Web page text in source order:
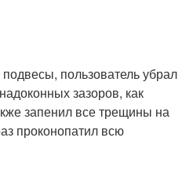
пользователь убрал
зазоров, как
запенил все трещины на
проконопатил всю